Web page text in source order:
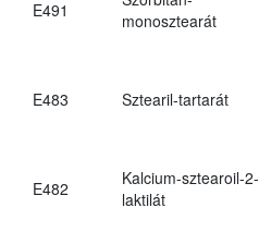
E491
monosztearát
E483 Sztearil-tartarát
E482
Kalcium-sztearoil-2-
laktilát